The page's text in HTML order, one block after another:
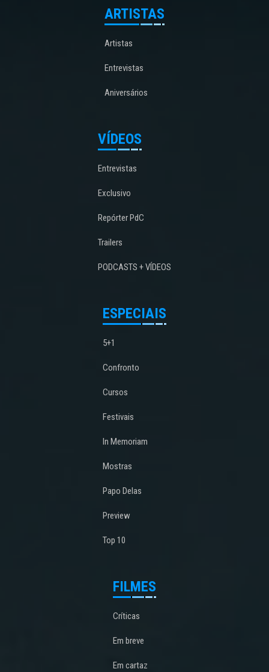
ARTISTAS
Artistas
Entrevistas
Aniversários
VÍDEOS
Entrevistas
Exclusivo
Repórter PdC
Trailers
PODCASTS + VÍDEOS
ESPECIAIS
5+1
Confronto
Cursos
Festivais
In Memoriam
Mostras
Papo Delas
Preview
Top 10
FILMES
Críticas
Em breve
Em cartaz